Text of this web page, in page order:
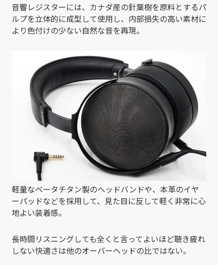
音響レジスターには、カナダ産の針葉樹を原料とするパ
ルプを立体的に成型して使用し、内部損失の高い素材に
より色付けの少ない自然な音を再現。
軽量なベータチタン製のヘッドバンドや、本革のイヤ
ーパッドなどを採用して、見た目に反して軽く非常に心
地よい装着感。
長時間リスニングしても全くと言ってよいほど聴き疲れ
しない快適さは他のオーバーヘッドの比ではない。